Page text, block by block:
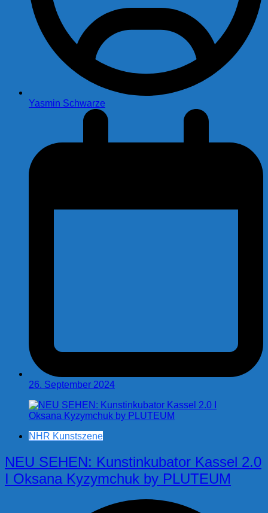
Yasmin Schwarze
26. September 2024
NHR Kunstszene
NEU SEHEN: Kunstinkubator Kassel 2.0
I Oksana Kyzymchuk by PLUTEUM